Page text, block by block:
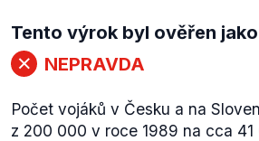
Tento výrok byl ověřen jako
NEPRAVDA
Počet vojáků v Česku a na
z 200 000 v roce 1989 na cca